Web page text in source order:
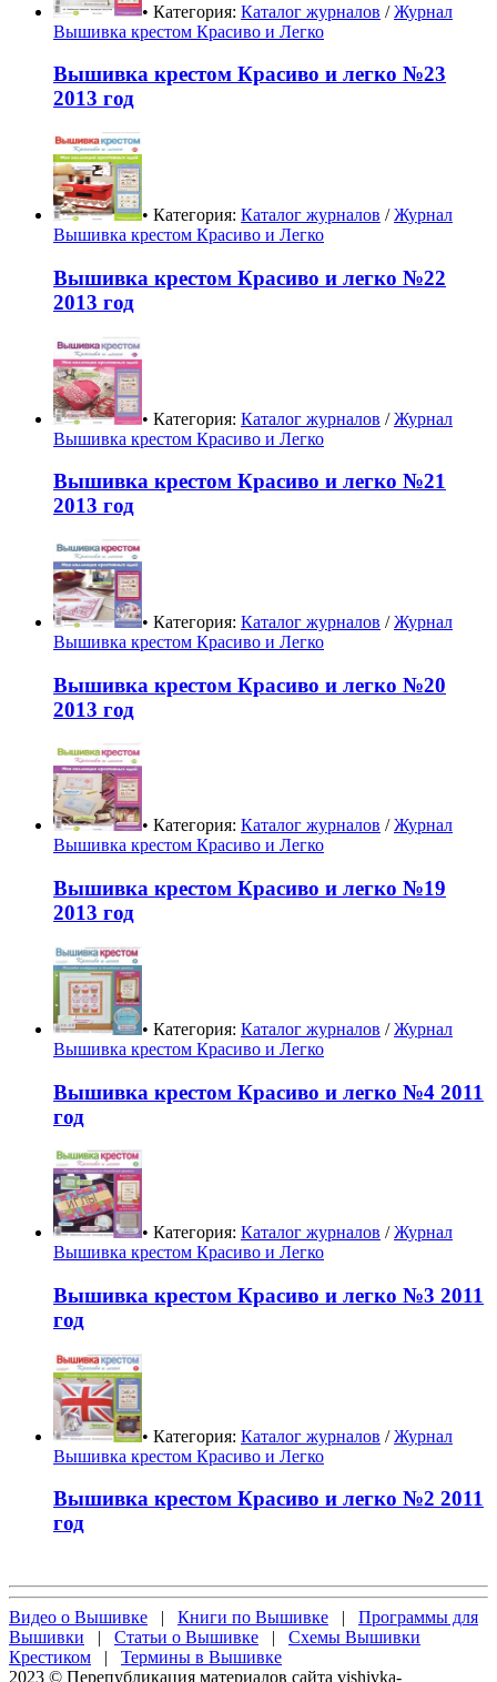
• Категория: Каталог журналов /Журнал
Вышивка крестом Красиво и Легко
Вышивка крестом Красиво и легко №23
2013 год
• Категория: Каталог журналов /Журнал
Вышивка крестом Красиво и Легко
Вышивка крестом Красиво и легко №22
2013 год
• Категория: Каталог журналов /Журнал
Вышивка крестом Красиво и Легко
Вышивка крестом Красиво и легко №21
2013 год
• Категория: Каталог журналов /Журнал
Вышивка крестом Красиво и Легко
Вышивка крестом Красиво и легко №20
2013 год
• Категория: Каталог журналов /Журнал
Вышивка крестом Красиво и Легко
Вышивка крестом Красиво и легко №19
2013 год
• Категория: Каталог журналов /Журнал
Вышивка крестом Красиво и Легко
Вышивка крестом Красиво и легко №4 2011
год
• Категория: Каталог журналов /Журнал
Вышивка крестом Красиво и Легко
Вышивка крестом Красиво и легко №3 2011
год
• Категория: Каталог журналов /Журнал
Вышивка крестом Красиво и Легко
Вышивка крестом Красиво и легко №2 2011
год
Видео о Вышивке | Книги по Вышивке | Программы для
Вышивки | Статьи о Вышивке | Схемы Вышивки
Крестиком | Термины в Вышивке
2023 © Перепубликация материалов сайта vishivka-